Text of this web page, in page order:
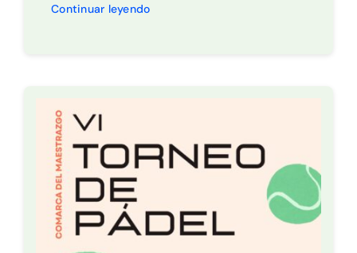
Continuar leyendo